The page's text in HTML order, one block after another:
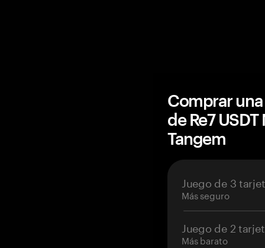
Comprar
de Re7
Tangem
Juego de 3
Más seguro
Juego de 2
Más barato